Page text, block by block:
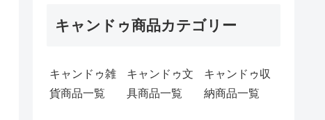
キャンドゥ商品カテゴリー
キャンドゥ雑
貨商品一覧
キャンドゥ文
具商品一覧
キャンドゥ収
納商品一覧